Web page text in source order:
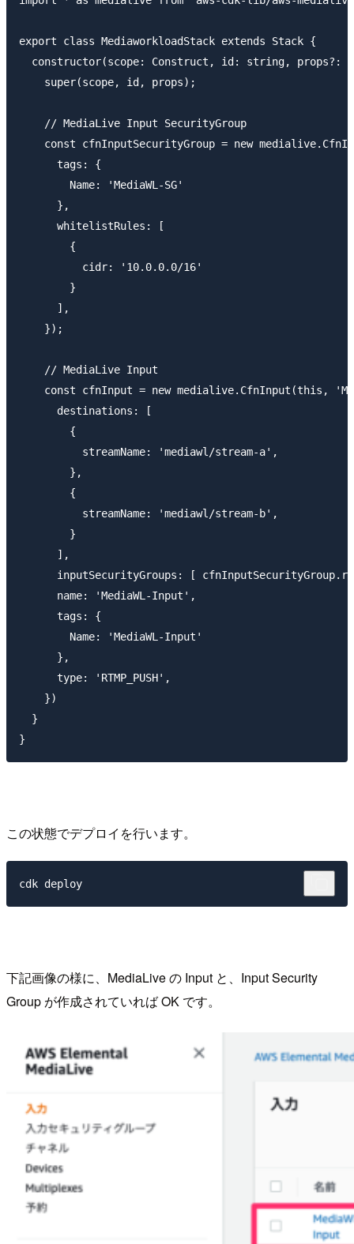
export class MediaworkloadStack extends Stack {
constructor(scope: Construct, id: string, props?:
    super(scope, id, props);
    // MediaLive Input SecurityGroup
const cfnInputSecurityGroup = new
      tags: {
        Name: 'MediaWL-SG'
      },
      whitelistRules: [
        {
          cidr: '10.0.0.0/16'
        }
      ],
    });
    // MediaLive Input
const cfnInput = new medialive.CfnInput(this,
      destinations: [
        {
          streamName: 'mediawl/stream-a',
        },
        {
          streamName: 'mediawl/stream-b',
        }
      ],
inputSecurityGroups: [
      name: 'MediaWL-Input',
      tags: {
        Name: 'MediaWL-Input'
      },
      type: 'RTMP_PUSH',
    })
  }
この状態でデプロイを行います。
下記画像の様に、MediaLive の Input と、Input Security
Group が作成されていれば OK です。